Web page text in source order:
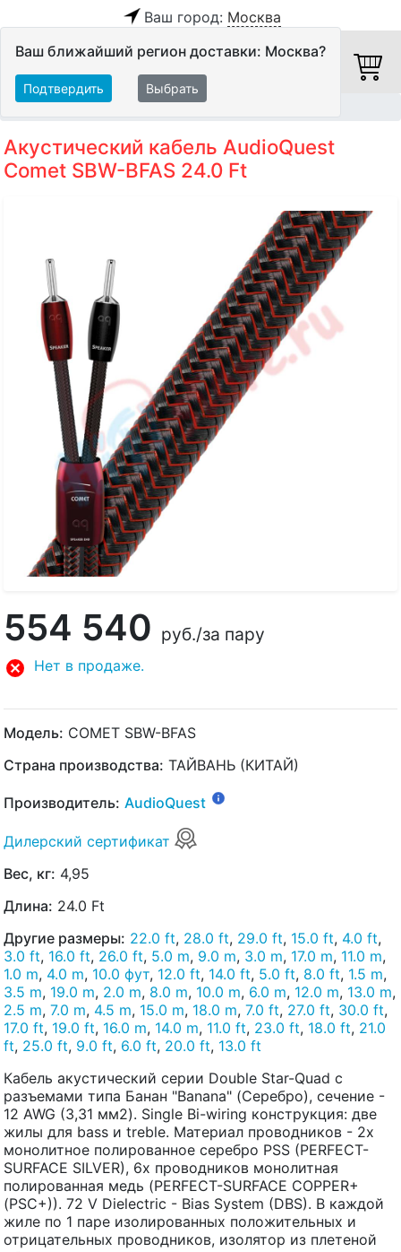
Ваш город: Москва
Ваш ближайший регион доставки: Москва?
Подтвердить Выбрать
Акустический кабель AudioQuest
Comet SBW-BFAS 24.0 Ft
554 540 руб./за пару
Нет в продаже.
Модель: COMET SBW-BFAS
Страна производства: ТАЙВАНЬ (КИТАЙ)
Производитель: AudioQuest
Дилерский сертификат
Вес, кг: 4,95
Длина: 24.0 Ft
Другие размеры: 22.0 ft, 28.0 ft, 29.0 ft, 15.0 ft, 4.0 ft,
3.0 ft, 16.0 ft, 26.0 ft, 5.0 m, 9.0 m, 3.0 m, 17.0 m, 11.0 m,
1.0 m, 4.0 m, 10.0 фут, 12.0 ft, 14.0 ft, 5.0 ft, 8.0 ft, 1.5 m,
3.5 m, 19.0 m, 2.0 m, 8.0 m, 10.0 m, 6.0 m, 12.0 m, 13.0 m,
2.5 m, 7.0 m, 4.5 m, 15.0 m, 18.0 m, 7.0 ft, 27.0 ft, 30.0 ft,
17.0 ft, 19.0 ft, 16.0 m, 14.0 m, 11.0 ft, 23.0 ft, 18.0 ft, 21.0
ft, 25.0 ft, 9.0 ft, 6.0 ft, 20.0 ft, 13.0 ft
Кабель акустический серии Double Star-Quad с
разъемами типа Банан "Banana" (Серебро), сечение -
12 AWG (3,31 мм2). Single Bi-wiring конструкция: две
жилы для bass и treble. Материал проводников - 2х
монолитное полированное серебро PSS (PERFECT-
SURFACE SILVER), 6х проводников монолитная
полированная медь (PERFECT-SURFACE COPPER+
(PSC+)). 72 V Dielectric - Bias System (DBS). В каждой
жиле по 1 паре изолированных положительных и
отрицательных проводников, изолятор из плетеной